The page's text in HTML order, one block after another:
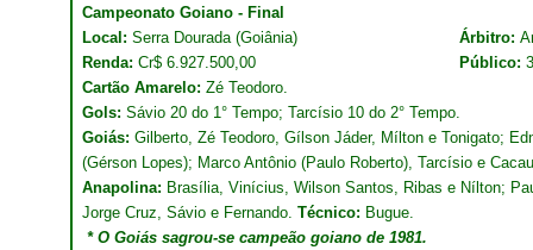
Campeonato Goiano - Final
Local: Serra Dourada (Goiânia) Árbitro:
Renda: Cr$ 6.927.500,00 Público:
Cartão Amarelo: Zé Teodoro.
Gols: Sávio 20 do 1° Tempo; Tarcísio 10 do 2° Tempo.
Goiás: Gilberto, Zé Teodoro, Gílson Jáder, Mílton e Tonigato;
(Gérson Lopes); Marco Antônio (Paulo Roberto), Tarcísio e
Anapolina: Brasília, Vinícius, Wilson Santos, Ribas e Nílton;
Jorge Cruz, Sávio e Fernando. Técnico: Bugue.
* O Goiás sagrou-se campeão goiano de 1981.